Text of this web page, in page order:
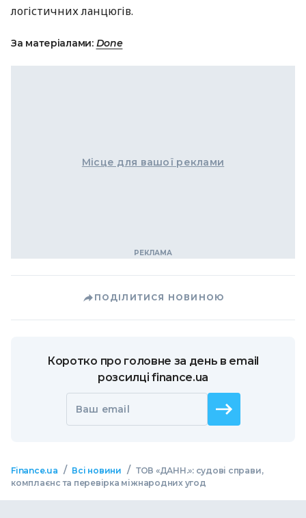
логістичних ланцюгів.
За матеріалами: Done
Місце для вашої реклами
ПОДІЛИТИСЯ НОВИНОЮ
Коротко про головне за день в email
розсилці finance.ua
Ваш email
Finance.ua / Всі новини / ТОВ «ДАНН.»: судові справи,
комплаєнс та перевірка міжнародних угод